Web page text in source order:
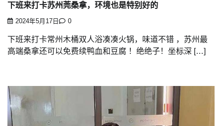
下班来打卡苏州莞桑拿，环境也是特别好的
2024年5月17日 0
下班来打卡常州木桶双人浴凑凑火锅，味道不错 ，苏州最
高端桑拿还可以免费续鸭血和豆腐 ！绝绝子！坐标深 […]